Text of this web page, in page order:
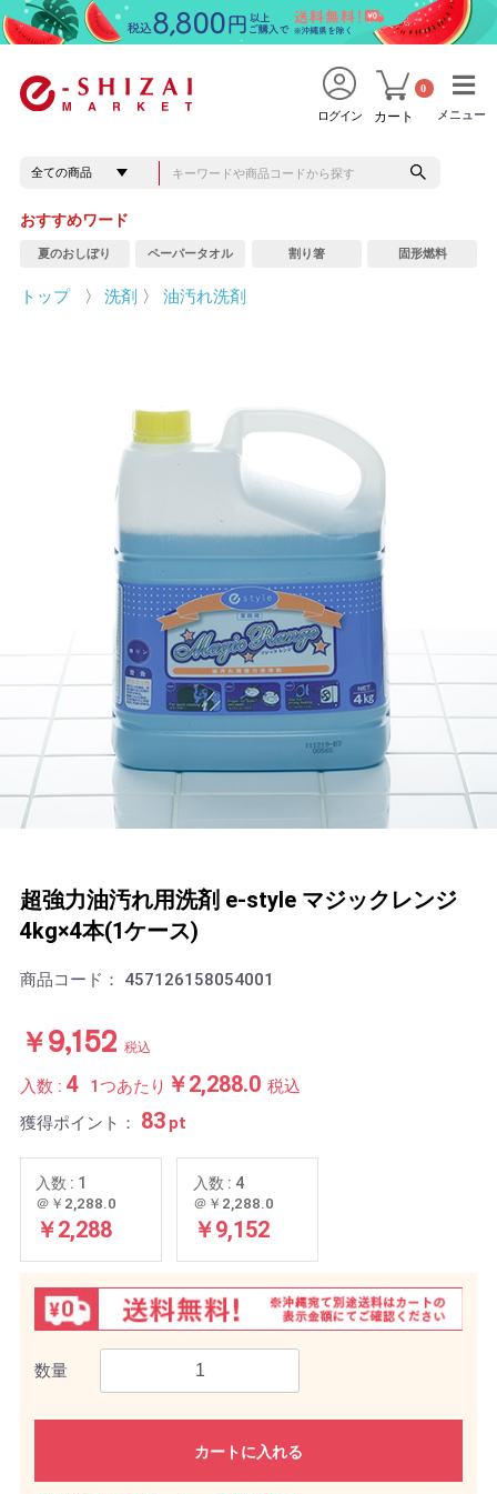
メニュー
メニュー
ログイン カート
0
おすすめワード
夏のおしぼり ペーパータオル 割り箸 固形燃料
トップ 〉 洗剤 〉 油汚れ洗剤
超強力油汚れ用洗剤 e-style マジックレンジ
4kg×4本(1ケース)
商品コード： 457126158054001
￥9,152 税込
入数 : 4 1つあたり ￥2,288.0 税込
獲得ポイント： 83 pt
入数 : 1
＠￥2,288.0
￥2,288
入数 : 4
＠￥2,288.0
￥9,152
数量
カートに入れる